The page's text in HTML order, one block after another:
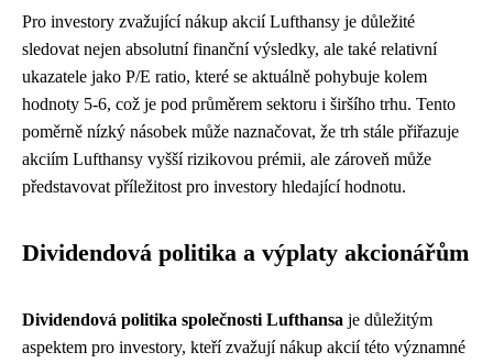
Pro investory zvažující nákup akcií Lufthansy je důležité
sledovat nejen absolutní finanční výsledky, ale také relativní
ukazatele jako P/E ratio, které se aktuálně pohybuje kolem
hodnoty 5-6, což je pod průměrem sektoru i širšího trhu. Tento
poměrně nízký násobek může naznačovat, že trh stále přiřazuje
akciím Lufthansy vyšší rizikovou prémii, ale zároveň může
představovat příležitost pro investory hledající hodnotu.
Dividendová politika a výplaty akcionářům
Dividendová politika společnosti Lufthansa je důležitým
aspektem pro investory, kteří zvažují nákup akcií této významné